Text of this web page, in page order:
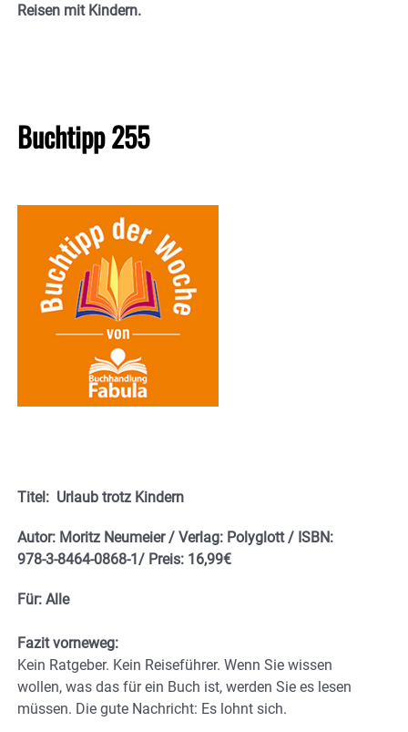
Reisen mit Kindern.
Buchtipp 255
Titel: Urlaub trotz Kindern
Autor: Moritz Neumeier / Verlag: Polyglott / ISBN:
978-3-8464-0868-1/ Preis: 16,99€
Für: Alle
Fazit vorneweg:
Kein Ratgeber. Kein Reiseführer. Wenn Sie wissen
wollen, was das für ein Buch ist, werden Sie es lesen
müssen. Die gute Nachricht: Es lohnt sich.